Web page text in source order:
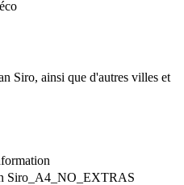
Siro, ainsi que d'autres villes et
Siro_A4_NO_EXTRAS